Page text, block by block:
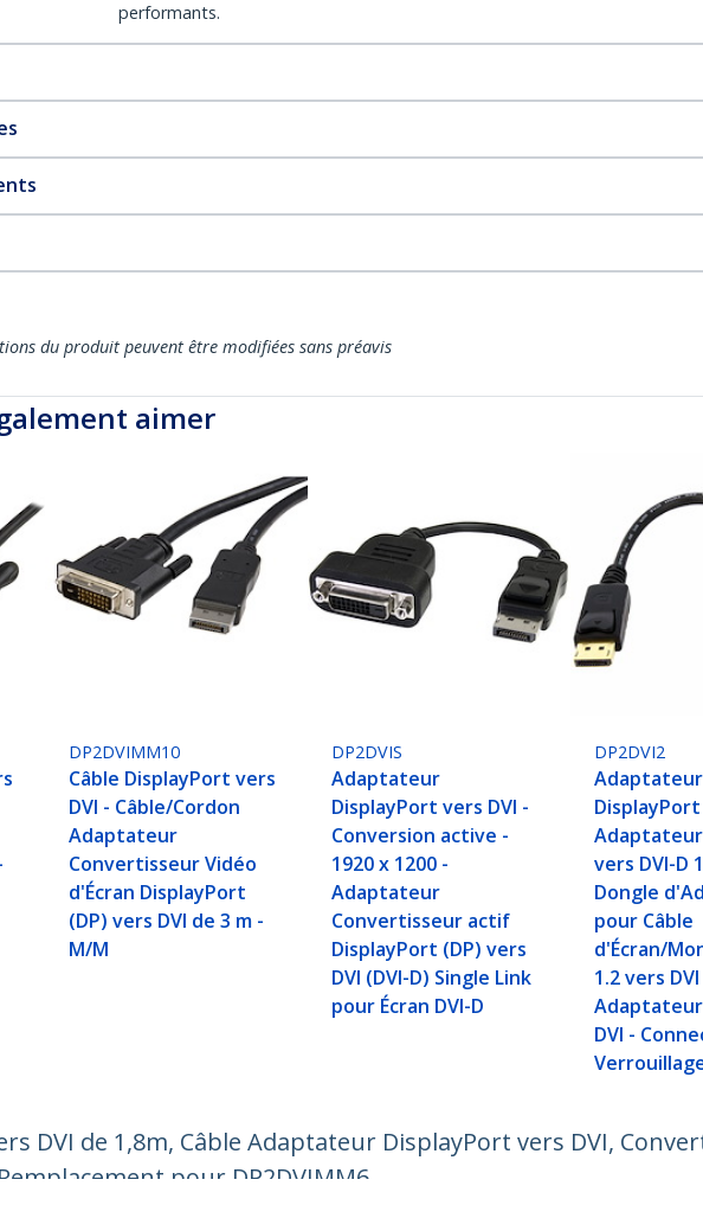
performants.
du produit peuvent être modifiées sans préavis
aimer
DP2DVIMM10
Câble DisplayPort vers
DVI - Câble/Cordon
Adaptateur
Convertisseur Vidéo
d'Écran DisplayPort
(DP) vers DVI de 3 m -
M/M
DP2DVIS
Adaptateur
DisplayPort vers DVI -
Conversion active -
1920 x 1200 -
Adaptateur
Convertisseur actif
DisplayPort (DP) vers
DVI (DVI-D) Single Link
pour Écran DVI-D
DP2DVI2
Adaptateur
Adaptateur
vers DVI-D
Dongle
pour Câble
d'Écran/
1.2 vers DVI
Adaptateur
DVI -
DVI de 1,8m, Câble Adaptateur DisplayPort vers DVI,
pour DP2DVIMM6